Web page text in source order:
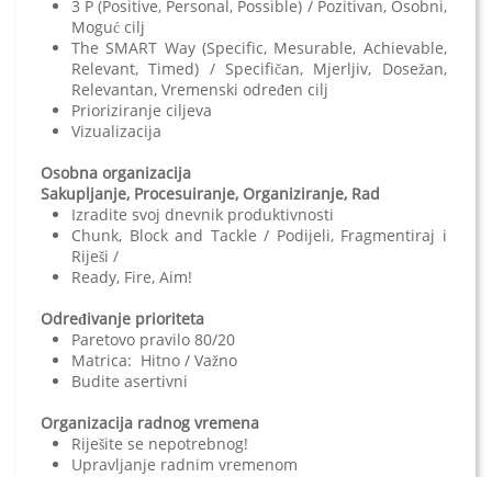
3 P (Positive, Personal, Possible) / Pozitivan, Osobni,
Moguć cilj
The SMART Way (Specific, Mesurable, Achievable,
Relevant, Timed) / Specifičan, Mjerljiv, Dosežan,
Relevantan, Vremenski određen cilj
Prioriziranje ciljeva
Vizualizacija
Osobna organizacija
Sakupljanje, Procesuiranje, Organiziranje, Rad
Izradite svoj dnevnik produktivnosti
Chunk, Block and Tackle / Podijeli, Fragmentiraj i
Riješi /
Ready, Fire, Aim!
Određivanje prioriteta
Paretovo pravilo 80/20
Matrica: Hitno / Važno
Budite asertivni
Organizacija radnog vremena
Riješite se nepotrebnog!
Upravljanje radnim vremenom